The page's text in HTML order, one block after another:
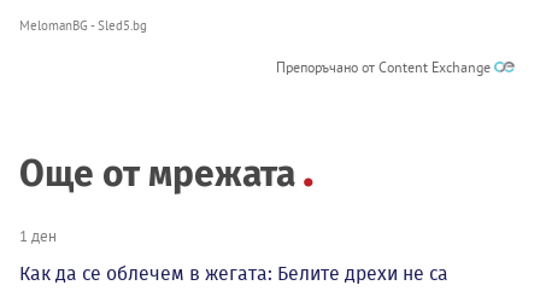
MelomanBG - Sled5.bg
Препоръчано от Content Exchange
Още от мрежата
1 ден
Как да се облечем в жегата: Белите дрехи не са